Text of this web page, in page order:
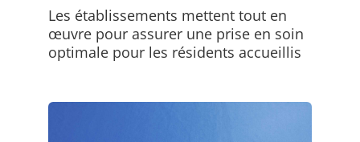
Les établissements mettent tout en
œuvre pour assurer une prise en soin
optimale pour les résidents accueillis